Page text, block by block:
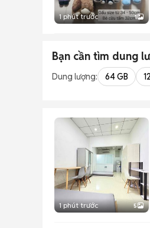
1 phút trước 1
Bạn cần tìm dung
Dung lượng: 64 GB
1 phút trước 5